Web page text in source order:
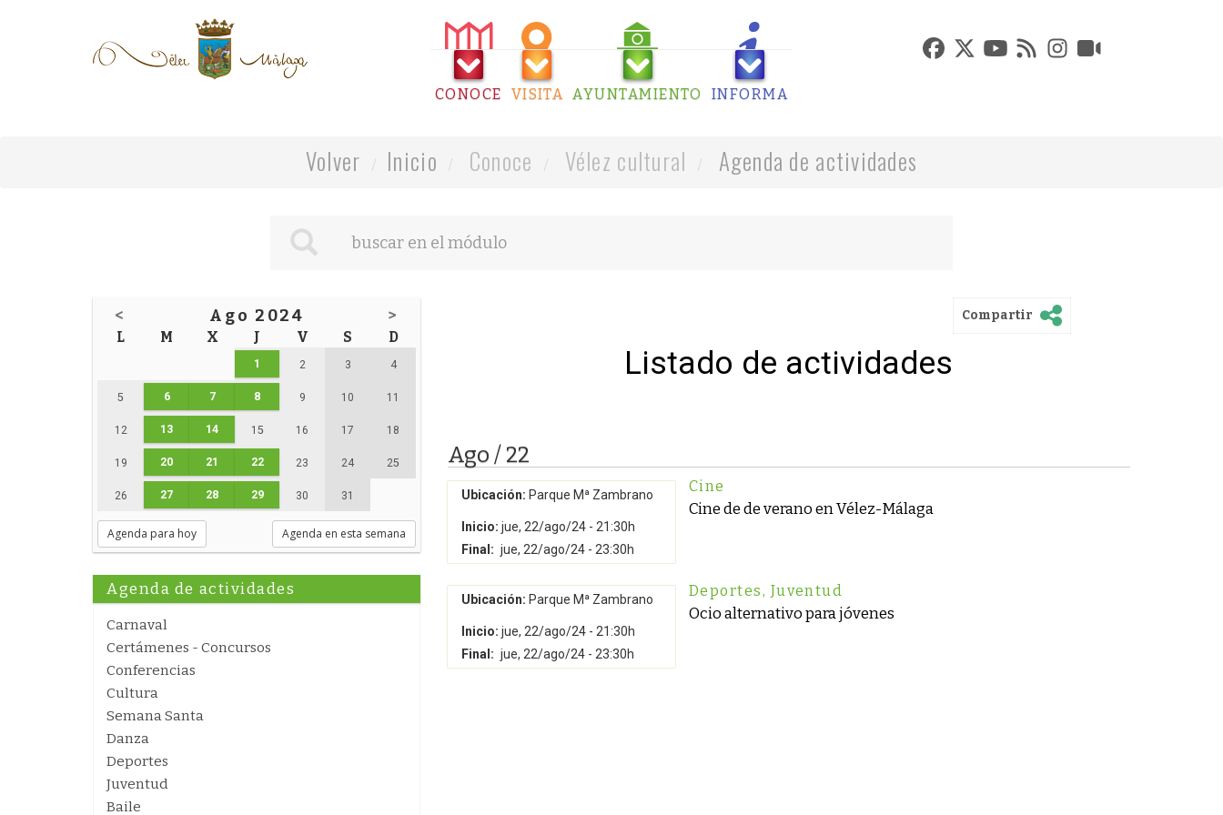
CONOCE VISITA AYUNTAMIENTO INFORMA
Volver Inicio Conoce Vélez cultural Agenda de actividades
< Ago 2024 >
L M X J V S D
1 2 3 4
5 6 7 8 9 10 11
12 13 14 15 16 17 18
19 20 21 22 23 24 25
26 27 28 29 30 31
Agenda para hoy Agenda en esta semana
Agenda de actividades
Carnaval
Certámenes - Concursos
Conferencias
Cultura
Semana Santa
Danza
Deportes
Juventud
Baile
Compartir
Listado de actividades
Ago / 22
Ubicación: Parque Mª Zambrano
Inicio: jue, 22/ago/24 - 21:30h
Final: jue, 22/ago/24 - 23:30h
Cine
Cine de de verano en Vélez-Málaga
Ubicación: Parque Mª Zambrano
Inicio: jue, 22/ago/24 - 21:30h
Final: jue, 22/ago/24 - 23:30h
Deportes, Juventud
Ocio alternativo para jóvenes